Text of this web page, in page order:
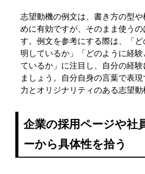
志望動機の例文は、書き方の型
めに有効ですが、そのまま使う
す。例文を参考にする際は、「
明しているか」「どのように経
ているか」に注目し、自分の経験
ましょう。自分自身の言葉で表
力とオリジナリティのある志望動
企業の採用ページや社
ーから具体性を拾う